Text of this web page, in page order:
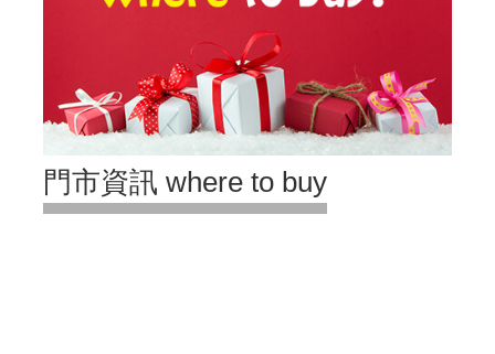
門市資訊 where to buy